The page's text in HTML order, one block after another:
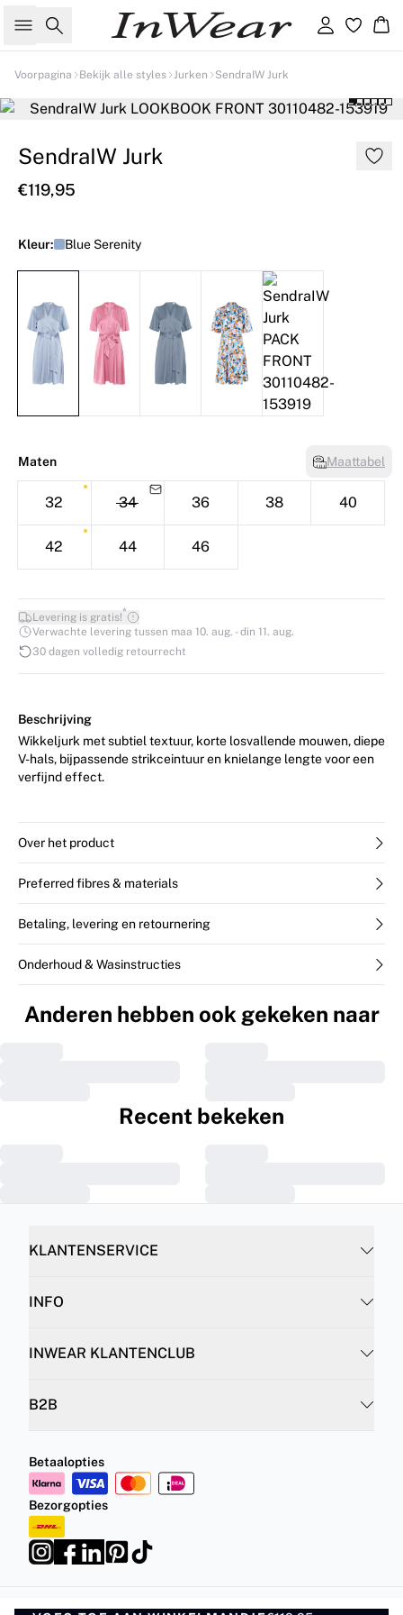
Zoeken Inloggen
Voorpagina Bekijk alle styles Jurken SendraIW Jurk
SendraIW Jurk
€119,95
Kleur: Blue Serenity
Maten Maattabel
32 34 36 38 40
42 44 46
Levering is gratis!*
Verwachte levering tussen maa 10. aug. - din 11. aug.
30 dagen volledig retourrecht
Beschrijving
Wikkeljurk met subtiel textuur, korte losvallende mouwen, diepe
V-hals, bijpassende strikceintuur en knielange lengte voor een
verfijnd effect.
Over het product
Preferred fibres & materials
Betaling, levering en retournering
Onderhoud & Wasinstructies
Anderen hebben ook gekeken naar
Recent bekeken
KLANTENSERVICE
INFO
INWEAR KLANTENCLUB
B2B
Betaalopties
Bezorgopties